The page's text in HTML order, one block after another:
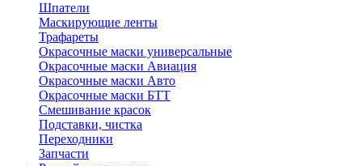
Шпатели
Маскирующие ленты
Трафареты
Окрасочные маски универсальные
Окрасочные маски Авиация
Окрасочные маски Авто
Окрасочные маски БТТ
Смешивание красок
Подставки, чистка
Переходники
Запчасти